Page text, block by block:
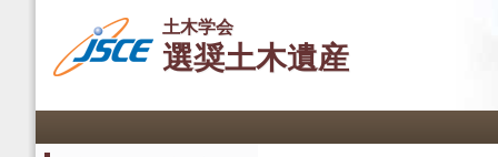
土木学会
選奨土木遺産